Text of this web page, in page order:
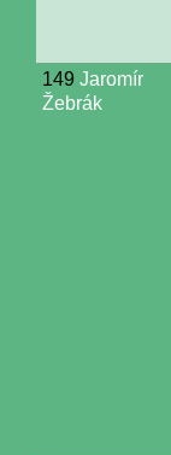
149 Jaromír
Žebrák